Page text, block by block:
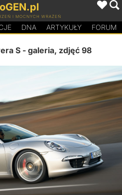
I MOCNYCH WRAŻEŃ
DNA ARTYKUŁY FORUM
S - galeria, zdjęć 98